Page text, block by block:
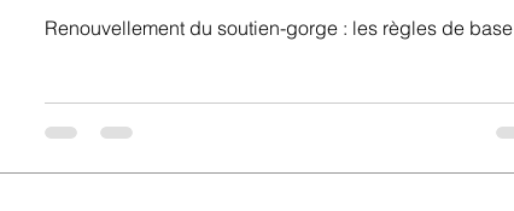
Renouvellement du soutien-gorge : les règles de base